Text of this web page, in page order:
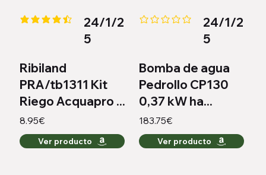
la calificación promedio es 4.3 de 5
24/1/2
5
Ribiland
PRA/tb1311 Kit
Riego Acquapro ...
8.95€
Ver producto
Aún no hay calificaciones
24/1/2
5
Bomba de agua
Pedrollo CP130
0,37 kW ha...
183.75€
Ver producto